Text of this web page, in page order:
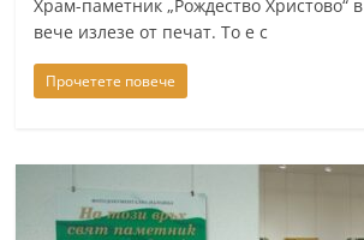
Храм-паметник „Рождество Христово“
вече излезе от печат. То е с
Прочетете повече